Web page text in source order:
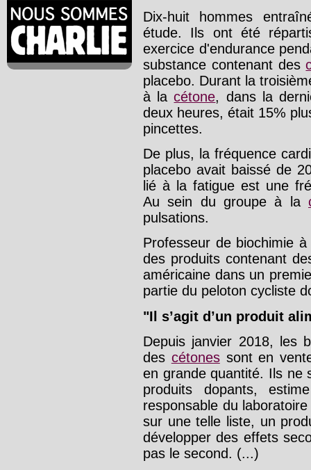
Dix-huit hommes
étude. Ils ont été
exercice d'endurance
substance contenant des
placebo. Durant la
à lacétone, dans la
deux heures, était 15%
pincettes.
De plus, la fréquence
placebo avait baissé de
lié à la fatigue est une
Au sein du groupe à la
pulsations.
Professeur de biochimie
des produits contenant
américaine dans un
partie du peloton cycliste
"Il s’agit d’un produit
Depuis janvier 2018, les
des cétonessont en
en grande quantité. Ils ne
produits dopants,
responsable du
sur une telle liste, un
développer des effets
pas le second. (...)